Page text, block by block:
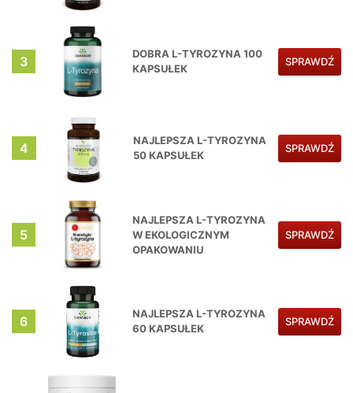
3
DOBRA L-TYROZYNA 100
KAPSUŁEK
SPRAWDŹ
4
NAJLEPSZA L-TYROZYNA
50 KAPSUŁEK
SPRAWDŹ
5
NAJLEPSZA L-TYROZYNA
W EKOLOGICZNYM
OPAKOWANIU
SPRAWDŹ
6
NAJLEPSZA L-TYROZYNA
60 KAPSUŁEK
SPRAWDŹ